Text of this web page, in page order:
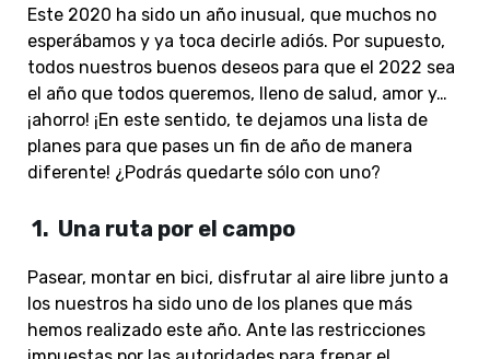
Este 2020 ha sido un año inusual, que muchos no
esperábamos y ya toca decirle adiós. Por supuesto,
todos nuestros buenos deseos para que el 2022 sea
el año que todos queremos, lleno de salud, amor y…
¡ahorro! ¡En este sentido, te dejamos una lista de
planes para que pases un fin de año de manera
diferente! ¿Podrás quedarte sólo con uno?
1. Una ruta por el campo
Pasear, montar en bici, disfrutar al aire libre junto a
los nuestros ha sido uno de los planes que más
hemos realizado este año. Ante las restricciones